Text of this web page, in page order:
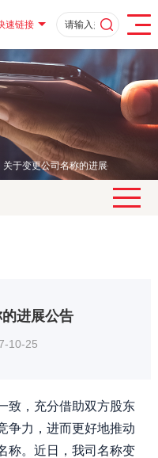
速链接
关于变更公司名称的进展公告
进展公告
10-25
，充分借助双方股东
争力，进而更好地推动
称。近日，我司名称变